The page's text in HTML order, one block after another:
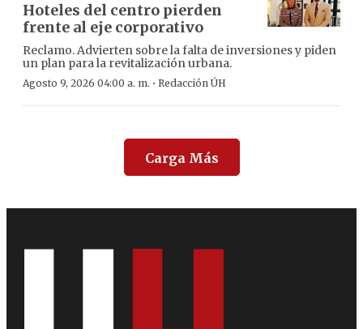
Hoteles del centro pierden
frente al eje corporativo
Reclamo. Advierten sobre la falta de inversiones y piden
un plan para la revitalización urbana.
Agosto 9, 2026 04:00 a. m. · Redacción ÚH
Carga Más